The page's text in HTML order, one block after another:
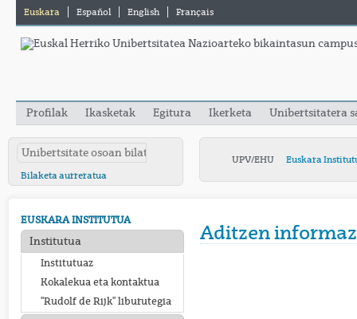
Euskara Español English Français
Profilak Ikasketak Egitura Ikerketa Unibertsitatera
Bilaketa aurreratua
UPV/EHU Euskara
EUSKARA INSTITUTUA
Institutua
Institutuaz
Kokalekua eta kontaktua
"Rudolf de Rijk" liburutegia
Aditzen